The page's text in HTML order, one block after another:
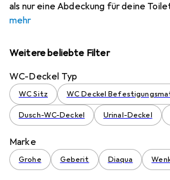
als nur eine Abdeckung für deine
mehr
Weitere beliebte Filter
WC-Deckel Typ
WC Sitz WC Deckel
Dusch-WC-Deckel Urinal-Deckel
Marke
Grohe Geberit Diaqua